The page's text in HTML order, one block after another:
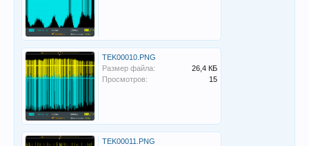
TEK00010.PNG
Размер файла:
26,4 КБ
Просмотров:
15
TEK00011.PNG